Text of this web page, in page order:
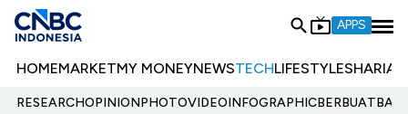
APPS
HOMEMARKETMY MONEYNEWSTECHLIFESTYLESHARIA
RESEARCHOPINIONPHOTOVIDEOINFOGRAPHIC